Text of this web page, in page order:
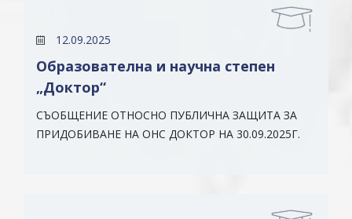
12.09.2025
Образователна и научна степен
„Доктор“
СЪОБЩЕНИЕ ОТНОСНО ПУБЛИЧНА ЗАЩИТА ЗА
ПРИДОБИВАНЕ НА ОНС ДОКТОР НА 30.09.2025Г.